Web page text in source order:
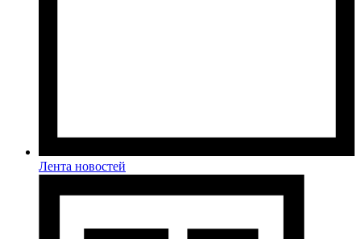
Лента новостей